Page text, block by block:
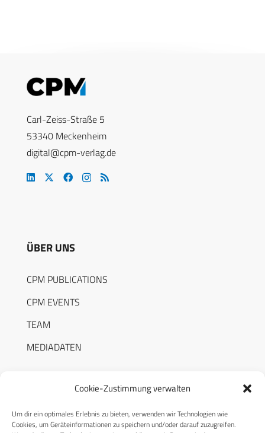
Cookie-Zustimmung verwalten
Um dir ein optimales Erlebnis zu bieten, verwenden wir Technologien wie
Cookies, um Geräteinformationen zu speichern und/oder darauf zuzugreifen.
Carl-Zeiss-Straße 5
53340 Meckenheim
digital@cpm-verlag.de
ÜBER UNS
CPM PUBLICATIONS
CPM EVENTS
TEAM
MEDIADATEN
RECHTLICHES